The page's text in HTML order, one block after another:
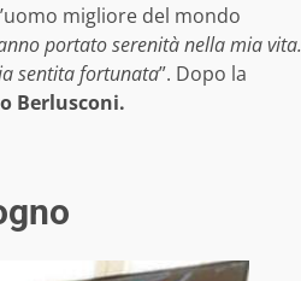
migliore del mondo
portato serenità nella mia vita.
sentita fortunata”. Dopo la
Berlusconi.